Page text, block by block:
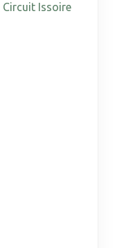
Circuit Issoire